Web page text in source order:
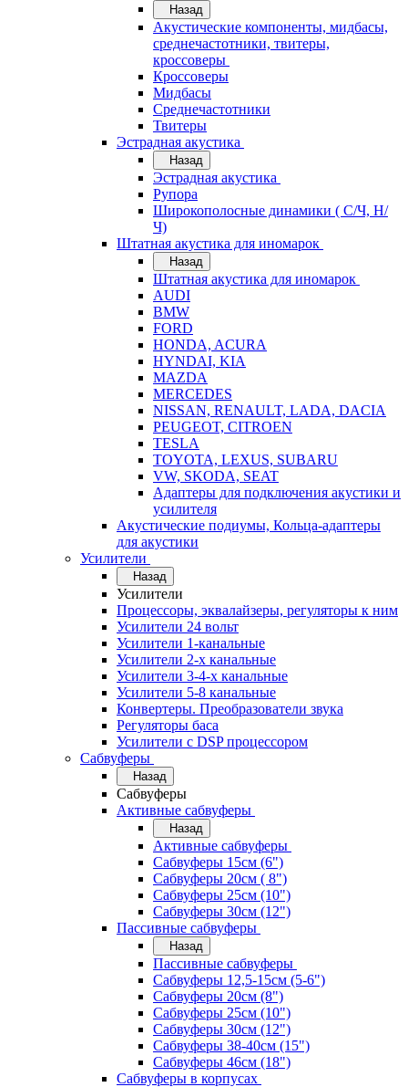
Назад
Акустические компоненты, мидбасы,
среднечастотники, твитеры,
кроссоверы
Кроссоверы
Мидбасы
Среднечастотники
Твитеры
Эстрадная акустика
Назад
Эстрадная акустика
Рупора
Широкополосные динамики ( С/Ч, Н/
Ч)
Штатная акустика для иномарок
Назад
Штатная акустика для иномарок
AUDI
BMW
FORD
HONDA, ACURA
HYNDAI, KIA
MAZDA
MERCEDES
NISSAN, RENAULT, LADA, DACIA
PEUGEOT, CITROEN
TESLA
TOYOTA, LEXUS, SUBARU
VW, SKODA, SEAT
Адаптеры для подключения акустики и
усилителя
Акустические подиумы, Кольца-адаптеры
для акустики
Усилители
Назад
Усилители
Процессоры, эквалайзеры, регуляторы к ним
Усилители 24 вольт
Усилители 1-канальные
Усилители 2-х канальные
Усилители 3-4-х канальные
Усилители 5-8 канальные
Конвертеры. Преобразователи звука
Регуляторы баса
Усилители с DSP процессором
Сабвуферы
Назад
Сабвуферы
Активные сабвуферы
Назад
Активные сабвуферы
Сабвуферы 15см (6")
Сабвуферы 20см ( 8")
Сабвуферы 25см (10")
Сабвуферы 30см (12")
Пассивные сабвуферы
Назад
Пассивные сабвуферы
Сабвуферы 12,5-15см (5-6")
Сабвуферы 20см (8")
Сабвуферы 25см (10")
Сабвуферы 30см (12")
Сабвуферы 38-40см (15")
Сабвуферы 46см (18")
Сабвуферы в корпусах